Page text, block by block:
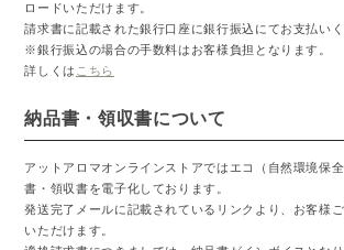
ロードいただけます。
請求書に記載された銀行口座に銀行振込にてお支払いく
※銀行振込の場合の手数料はお客様負担となります。
詳しくは こちら
納品書・領収書について
アットアロマオンラインストアではエコ（自然環境保
書・領収書を電子化しております。
発送完了メールに記載されているリンクより、お客様
いただけます。